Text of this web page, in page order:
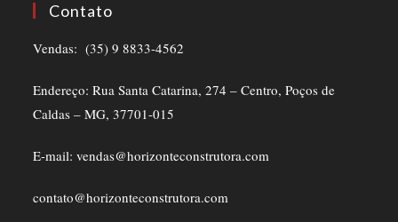
Contato
Vendas: (35) 9 8833-4562
Endereço: Rua Santa Catarina, 274 – Centro, Poços de
Caldas – MG, 37701-015
E-mail: vendas@horizonteconstrutora.com
contato@horizonteconstrutora.com